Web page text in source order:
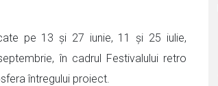
pe 13 și 27 iunie, 11 și 25 iulie,
în cadrul Festivalului retro
întregului proiect.